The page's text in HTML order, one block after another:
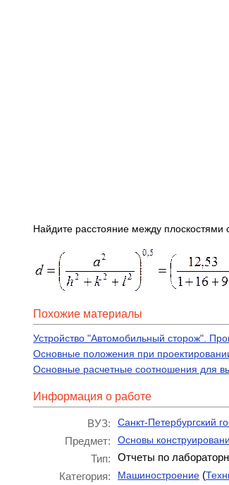
Найдите расстояние между плоскостями
Похожие материалы
Устройство "Автомобильный сторож".
Основные положения при
Основные расчетные соотношения для
Информация о работе
ВУЗ: Санкт-Петербургский
Предмет: Основы
Тип:
Отчеты по
Категория:
Машиностроение (